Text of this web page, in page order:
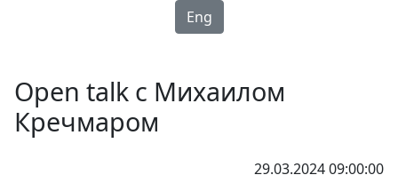
Eng
Open talk с Михаилом
Кречмаром
29.03.2024 09:00:00